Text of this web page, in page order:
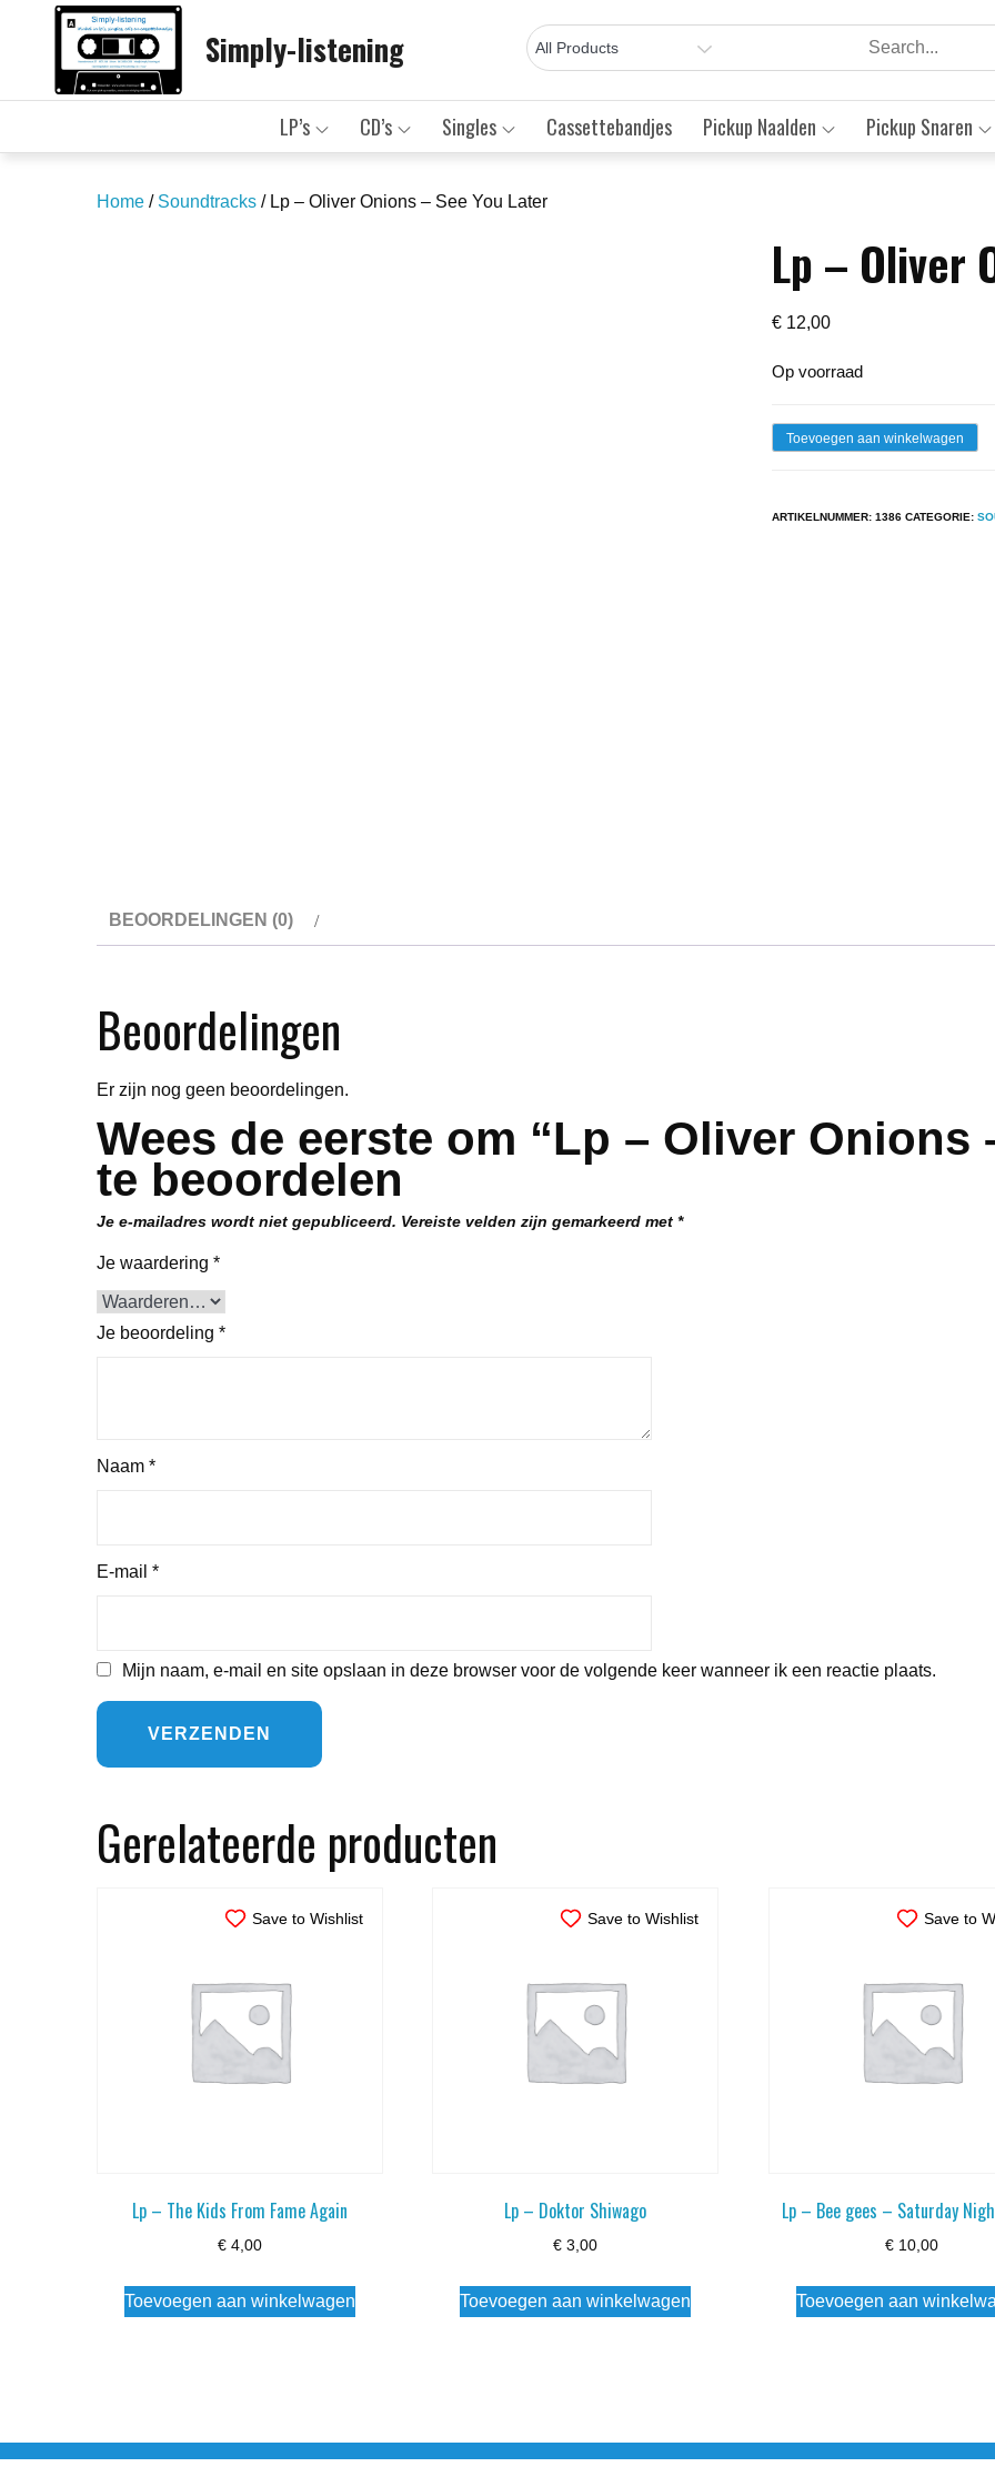
Simply-listening
LP’s CD’s Singles Cassettebandjes Pickup Naalden Pickup Snaren
Home / Soundtracks / Lp – Oliver Onions – See You Later
Lp – Oliver
€ 12,00
Op voorraad
LpToevoegen aan winkelwagen
ARTIKELNUMMER:1386 CATEGORIE:
BEOORDELINGEN (0)
Beoordelingen
Er zijn nog geen beoordelingen.
Wees de eerste om “Lp – Oliver Onions
te beoordelen
Je e-mailadres wordt niet gepubliceerd. Vereiste velden zijn gemarkeerd met *
Je waardering *
Je beoordeling *
Naam *
E-mail *
Mijn naam, e-mail en site opslaan in deze browser voor de volgende keer wanneer ik een reactie plaats.
Gerelateerde producten
Save to Wishlist
Lp – The Kids From Fame Again
€4,00
Toevoegen aan winkelwagen
Save to Wishlist
Lp – Doktor Shiwago
€ 3,00
Toevoegen aan winkelwagen
Save to
Lp – Bee gees – Saturday
€10,00
Toevoegen aan